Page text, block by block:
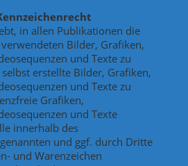
in allen Publikationen die
Bilder, Grafiken,
und Texte zu
erstellte Bilder, Grafiken,
und Texte zu
Grafiken,
und Texte
innerhalb des
und ggf. durch Dritte
und Warenzeichen